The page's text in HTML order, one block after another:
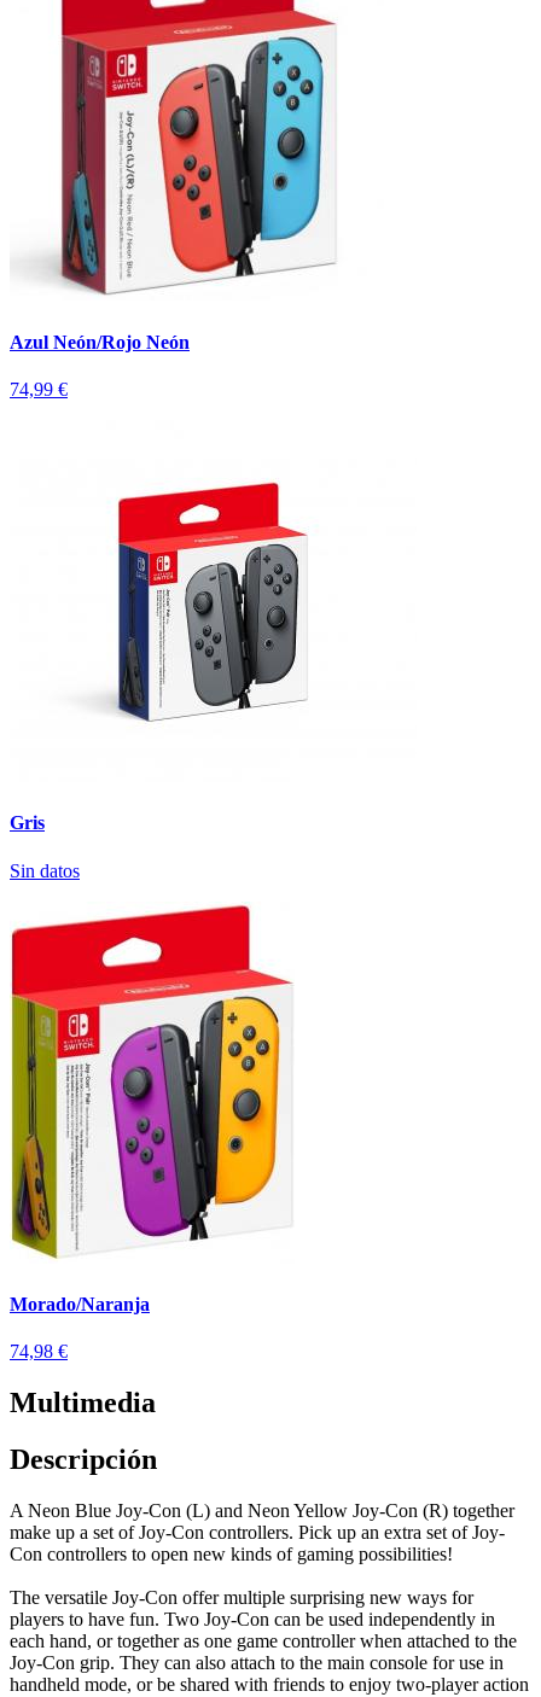
Azul Neón/Rojo Neón
74,99 €
Gris
Sin datos
Morado/Naranja
74,98 €
Multimedia
Descripción
A Neon Blue Joy-Con (L) and Neon Yellow Joy-Con (R) together
make up a set of Joy-Con controllers. Pick up an extra set of Joy-
Con controllers to open new kinds of gaming possibilities!
The versatile Joy-Con offer multiple surprising new ways for
players to have fun. Two Joy-Con can be used independently in
each hand, or together as one game controller when attached to the
Joy-Con grip. They can also attach to the main console for use in
handheld mode, or be shared with friends to enjoy two-player action